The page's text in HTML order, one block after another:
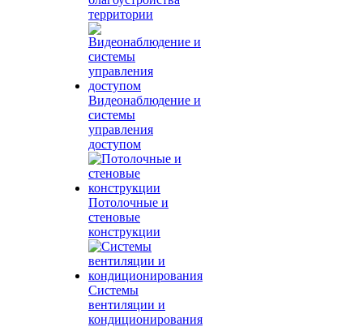
территории
Видеонаблюдение и
системы
управления
доступом
Потолочные и
стеновые
конструкции
Системы
вентиляции и
кондиционирования